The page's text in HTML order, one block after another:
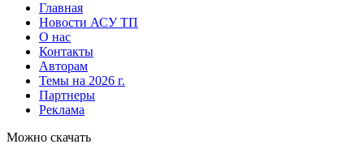
Главная
Новости АСУ ТП
О нас
Контакты
Авторам
Темы на 2026 г.
Партнеры
Реклама
Можно скачать